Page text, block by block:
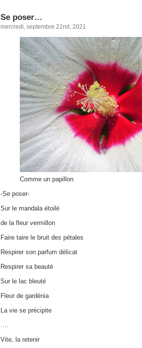
Se poser…
mercredi, septembre 22nd, 2021
Comme un papillon
-Se poser-
Sur le mandala étoilé
de la fleur vermillon
Faire taire le bruit des pétales
Respirer son parfum délicat
Respirer sa beauté
Sur le lac bleuté
Fleur de gardénia
La vie se précipite
Vite, la retenir